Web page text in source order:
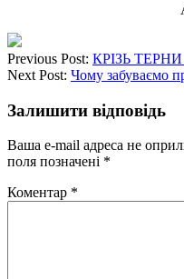
Previous Post: КРІЗЬ
Next Post: Чому забуваємо
Залишити відповідь
Ваша e-mail адреса не
поля позначені *
Коментар *